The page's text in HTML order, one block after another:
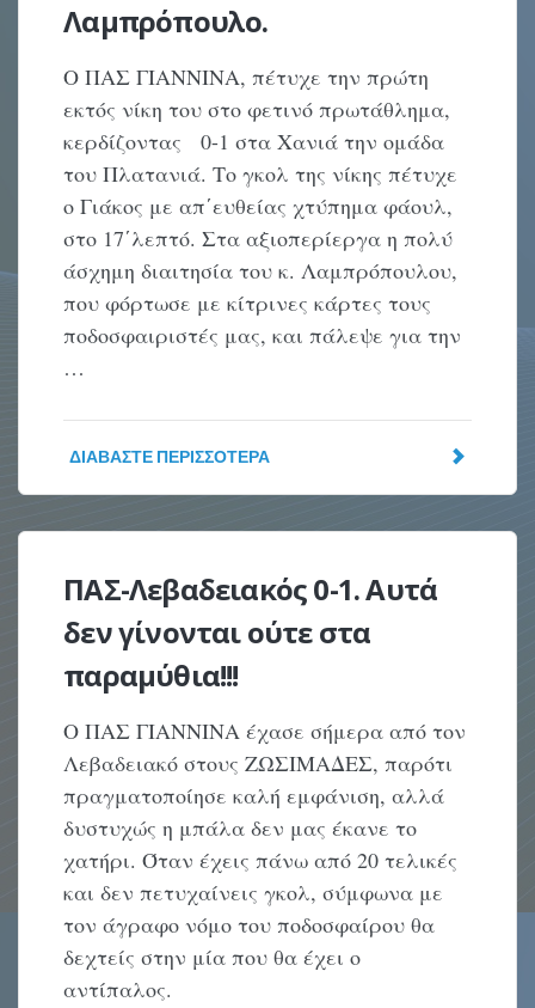
Λαμπρόπουλο.
Ο ΠΑΣ ΓΙΑΝΝΙΝΑ, πέτυχε την πρώτη
εκτός νίκη του στο φετινό πρωτάθλημα,
κερδίζοντας 0-1 στα Χανιά την ομάδα
του Πλατανιά. Το γκολ της νίκης πέτυχε
ο Γιάκος με απ΄ευθείας χτύπημα φάουλ,
στο 17΄λεπτό. Στα αξιοπερίεργα η πολύ
άσχημη διαιτησία του κ. Λαμπρόπουλου,
που φόρτωσε με κίτρινες κάρτες τους
ποδοσφαιριστές μας, και πάλεψε για την
…
ΔΙΑΒΆΣΤΕ ΠΕΡΙΣΣΌΤΕΡΑ
ΠΑΣ-Λεβαδειακός 0-1. Αυτά
δεν γίνονται ούτε στα
παραμύθια!!!
Ο ΠΑΣ ΓΙΑΝΝΙΝΑ έχασε σήμερα από τον
Λεβαδειακό στους ΖΩΣΙΜΑΔΕΣ, παρότι
πραγματοποίησε καλή εμφάνιση, αλλά
δυστυχώς η μπάλα δεν μας έκανε το
χατήρι. Όταν έχεις πάνω από 20 τελικές
και δεν πετυχαίνεις γκολ, σύμφωνα με
τον άγραφο νόμο του ποδοσφαίρου θα
δεχτείς στην μία που θα έχει ο
αντίπαλος.